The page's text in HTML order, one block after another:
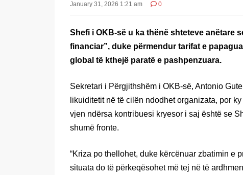
January 31, 2026 1:21 am 0
Shefi i OKB-së u ka thënë shteteve anëtare
financiar”, duke përmendur tarifat e
global të kthejë paratë e pashpenzuara.
Sekretari i Përgjithshëm i OKB-së, Antonio
likuiditetit në të cilën ndodhet organizata, por
vjen ndërsa kontribuesi kryesor i saj është se
shumë fronte.
“Kriza po thellohet, duke kërcënuar zbatimin e
situata do të përkeqësohet më tej në të